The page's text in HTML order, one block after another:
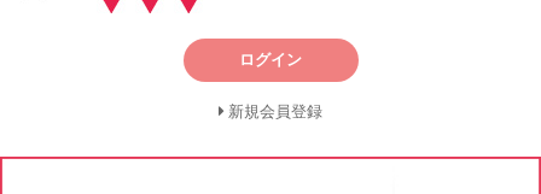
ログイン
新規会員登録